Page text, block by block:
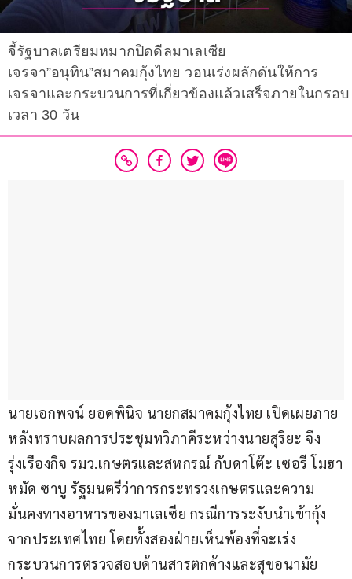
จี้รัฐบาลเตรียมหมากปิดดีลมาเลเซีย
เจรจา”อนุทิน”สมาคมกุ้งไทย วอนเร่งผลักดันให้การ
เจรจาและกระบวนการที่เกี่ยวข้องแล้วเสร็จภายในกรอบ
เวลา 30 วัน
นายเอกพจน์ ยอดพินิจ นายกสมาคมกุ้งไทย เปิดเผยภาย
หลังทราบผลการประชุมทวิภาคีระหว่างนายสุริยะ จึง
รุ่งเรืองกิจ รมว.เกษตรและสหกรณ์ กับดาโต๊ะ เซอรี โมฮา
หมัด ซาบู รัฐมนตรีว่าการกระทรวงเกษตรและความ
มั่นคงทางอาหารของมาเลเซีย กรณีการระงับนำเข้ากุ้ง
จากประเทศไทย โดยทั้งสองฝ่ายเห็นพ้องที่จะเร่ง
กระบวนการตรวจสอบด้านสารตกค้างและสุขอนามัย